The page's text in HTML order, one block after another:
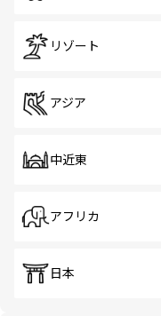
リゾート
アジア
中近東
アフリカ
日本